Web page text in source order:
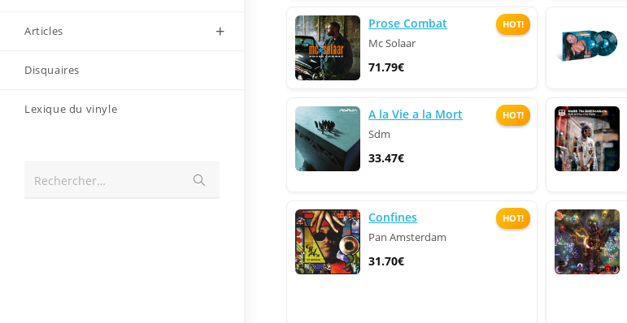
Articles
Disquaires
Lexique du vinyle
Rechercher…
la
HOT!
Prose Combat
Mc Solaar
71.79€
HOT!
A la Vie a la Mort
Sdm
33.47€
HOT!
Confines
Pan Amsterdam
31.70€